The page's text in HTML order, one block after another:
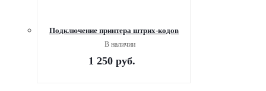
Подключение принтера штрих-кодов
В наличии
1 250 руб.